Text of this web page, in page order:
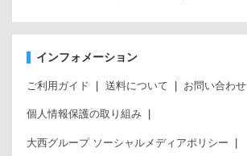
インフォメーション
ご利用ガイド 送料について お問い合わせ
個人情報保護の取り組み
大西グループ ソーシャルメディアポリシー